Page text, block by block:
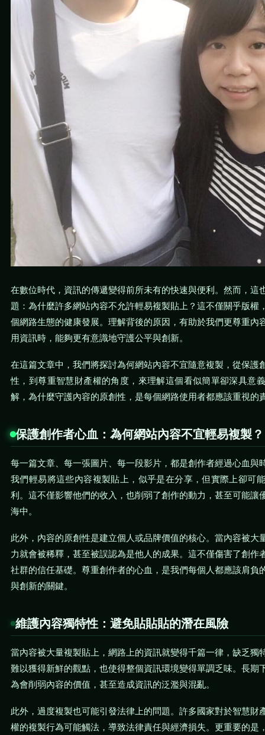
在數位時代，資訊的傳遞變得前所未有的快速與便利。然而，這
題：為什麼許多網站內容不允許輕易複製貼上？這不僅關乎版權
個網路生態的健康發展。理解背後的原因，有助於我們更尊重內
用資訊時，能夠更有意識地守護公平與創新。
在這篇文章中，我們將探討為何網站內容不宜隨意複製，從保護
性，到尊重智慧財產權的角度，來理解這個看似簡單卻深具意
解，為什麼守護內容的原創性，是每個網路使用者都應該重視的
保護創作者心血：為何網站內容不宜輕易複製？
每一篇文章、每一張圖片、每一段影片，都是創作者經過心血與
我們輕易將這些內容複製貼上，似乎是在分享，但實際上卻可
利。這不僅影響他們的收入，也削弱了創作的動力，甚至可能讓
海中。
此外，內容的原創性是建立個人或品牌價值的核心。當內容被大
力就會被稀釋，甚至被誤認為是他人的成果。這不僅傷害了創作
社群的信任基礎。尊重創作者的心血，是我們每個人都應該肩負
與創新的關鍵。
維護內容獨特性：避免貼貼貼的潛在風險
當內容被大量複製貼上，網路上的資訊就變得千篇一律，缺乏獨
難以獲得新鮮的觀點，也使得整個資訊環境變得單調乏味。長期
為會削弱內容的價值，甚至造成資訊的泛濫與混亂。
此外，過度複製也可能引發法律上的問題。許多國家對於智慧財
權的複製行為可能觸法，導致法律責任與經濟損失。更重要的是